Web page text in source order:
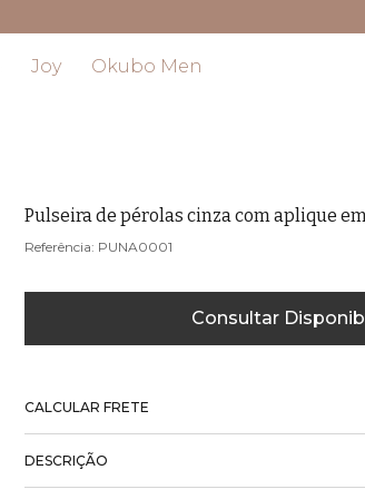
Joy Okubo Men
Pulseira de pérolas cinza com aplique
PUNA0001
Consultar
CALCULAR FRETE
DESCRIÇÃO